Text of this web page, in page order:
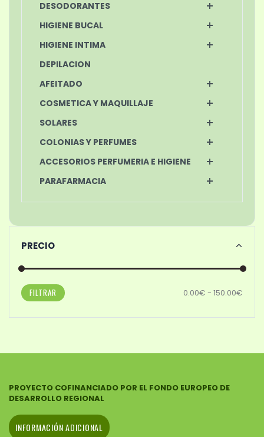
DESODORANTES
HIGIENE BUCAL
HIGIENE INTIMA
DEPILACION
AFEITADO
COSMETICA Y MAQUILLAJE
SOLARES
COLONIAS Y PERFUMES
ACCESORIOS PERFUMERIA E HIGIENE
PARAFARMACIA
PRECIO
FILTRAR 0.00€ - 150.00€
PROYECTO COFINANCIADO POR EL FONDO EUROPEO DE
DESARROLLO REGIONAL
INFORMACIÓN ADICIONAL